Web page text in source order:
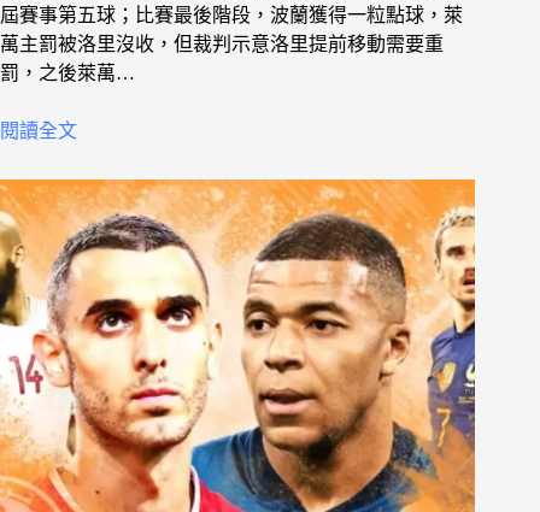
屆賽事第五球；比賽最後階段，波蘭獲得一粒點球，萊
萬主罰被洛里沒收，但裁判示意洛里提前移動需要重
罰，之後萊萬…
閱讀全文